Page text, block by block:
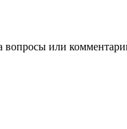
вопросы или